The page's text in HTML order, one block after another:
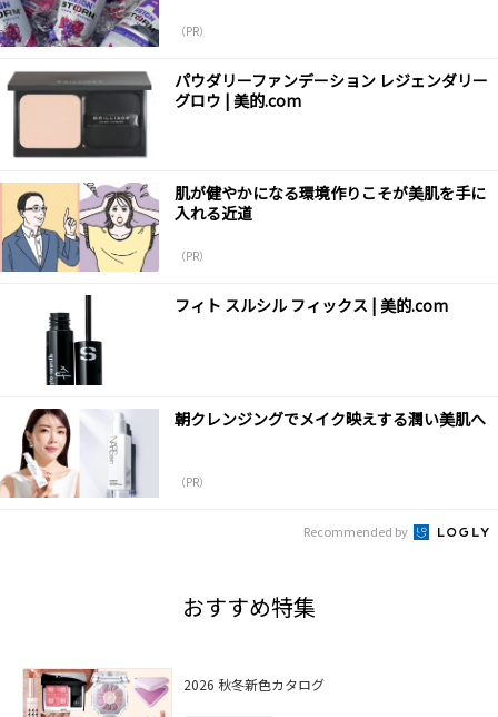
（PR）
パウダリーファンデーション レジェンダリー
グロウ | 美的.com
肌が健やかになる環境作りこそが美肌を手に
入れる近道
（PR）
フィト スルシル フィックス | 美的.com
朝クレンジングでメイク映えする潤い美肌へ
（PR）
Recommended by
おすすめ特集
2026 秋冬新色カタログ